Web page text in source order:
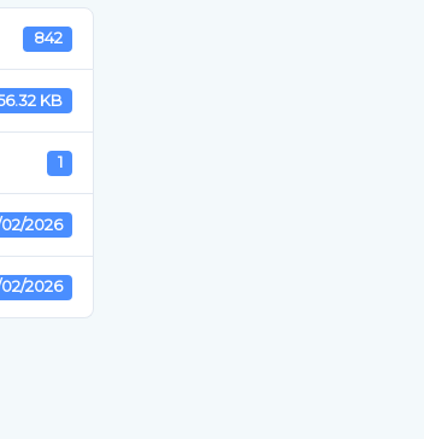
842
KB
1
2026
2026